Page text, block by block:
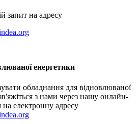
запит на адресу
енергетики
обладнання для відновлюваної
з нами через нашу онлайн-
електронну адресу